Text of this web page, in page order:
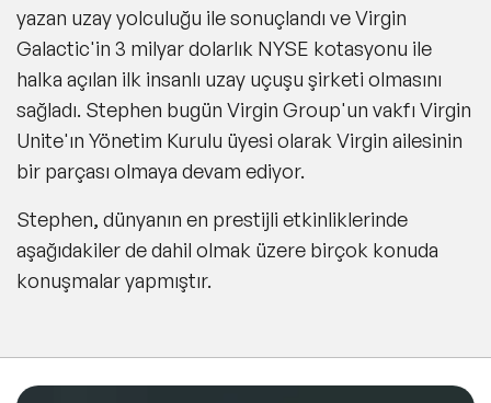
yazan uzay yolculuğu ile sonuçlandı ve Virgin
Galactic'in 3 milyar dolarlık NYSE kotasyonu ile
halka açılan ilk insanlı uzay uçuşu şirketi olmasını
sağladı. Stephen bugün Virgin Group'un vakfı Virgin
Unite'ın Yönetim Kurulu üyesi olarak Virgin ailesinin
bir parçası olmaya devam ediyor.
Stephen, dünyanın en prestijli etkinliklerinde
aşağıdakiler de dahil olmak üzere birçok konuda
konuşmalar yapmıştır.